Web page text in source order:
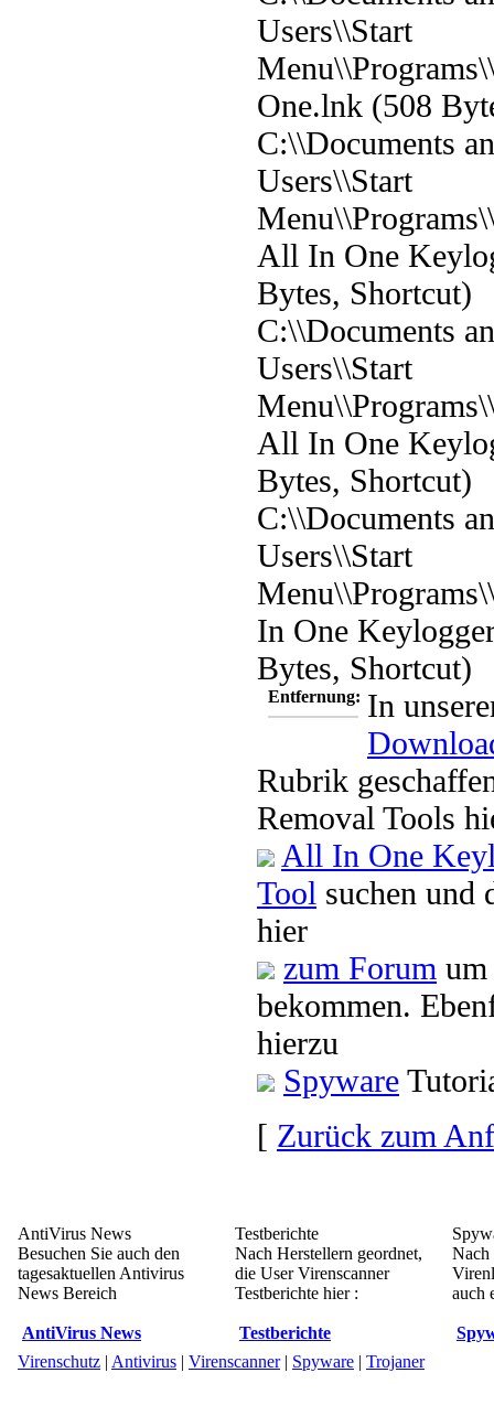
Users\\Start
One.lnk (508
C:\\Documents
Users\\Start
All In One
Bytes, Shortcut)
C:\\Documents
Users\\Start
All In One
Bytes, Shortcut)
C:\\Documents
Users\\Start
In One
Bytes, Shortcut)
Entfernung: In
Rubrik
Removal Tools
All In One
Tool suchen und
hier
zum Forum
bekommen.
hierzu
Spyware
[ Zurück zum
AntiVirus News
Besuchen Sie auch den
tagesaktuellen Antivirus
News Bereich
AntiVirus News
Testberichte
Nach Herstellern geordnet,
die User Virenscanner
Testberichte hier :
Testberichte
Nach
auch
Virenschutz | Antivirus | Virenscanner| Spyware | Trojaner